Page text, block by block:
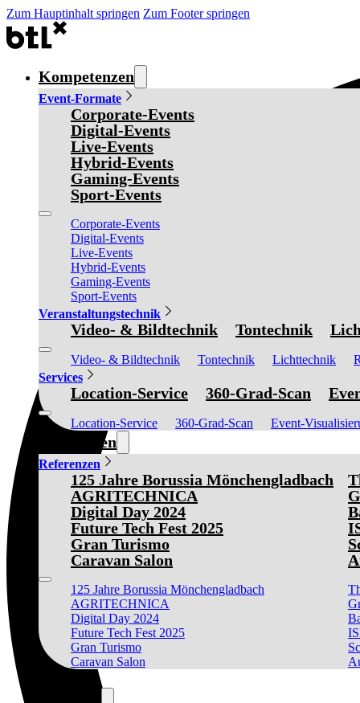
Zum Hauptinhalt springen Zum Footer springen
Kompetenzen
Event-Formate
Corporate-Events
Digital-Events
Live-Events
Hybrid-Events
Gaming-Events
Sport-Events
Corporate-Events
Digital-Events
Live-Events
Hybrid-Events
Gaming-Events
Sport-Events
Veranstaltungstechnik
Video- & Bildtechnik Tontechnik
Video- & Bildtechnik Tontechnik Lichttechnik
Services
Location-Service 360-Grad-Scan
Location-Service 360-Grad-Scan Event-
Referenzen
Referenzen
125 Jahre Borussia Mönchengladbach
AGRITECHNICA
Digital Day 2024
Future Tech Fest 2025
Gran Turismo
Caravan Salon
125 Jahre Borussia Mönchengladbach
AGRITECHNICA
Digital Day 2024
Future Tech Fest 2025
Gran Turismo
Caravan Salon